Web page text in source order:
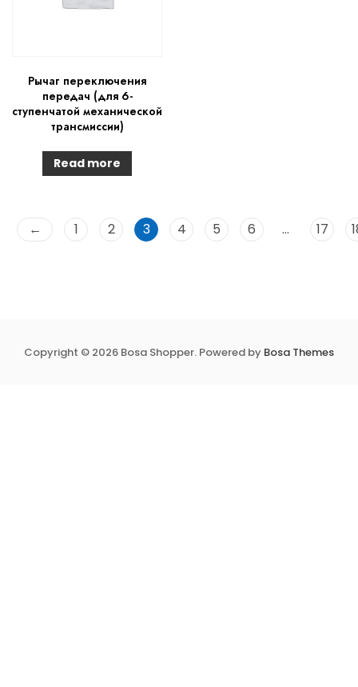
Рычаг переключения
передач (для 6-
ступенчатой механической
трансмиссии)
Read more
← 1 2 3 4 5 6 … 17
Copyright © 2026 Bosa Shopper. Powered by Bosa Themes